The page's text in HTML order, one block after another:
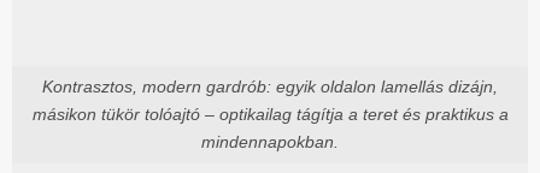
Kontrasztos, modern gardrób: egyik oldalon lamellás dizájn,
másikon tükör tolóajtó – optikailag tágítja a teret és praktikus a
mindennapokban.